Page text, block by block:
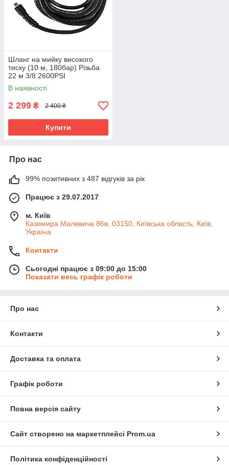
Шланг на мийку високого
тиску (10 м, 180бар) Різьба
22 м 3/8 2600PSI
В наявності
2 299 ₴ 2 400 ₴
Купити
Про нас
99% позитивних з 487 відгуків за рік
Працює з 29.07.2017
м. Київ
Казимира Малевича 86в, 03150, Київська область, Київ,
Україна
Контакти
Сьогодні працює з 09:00 до 15:00
Показати весь графік роботи
Про нас
Контакти
Доставка та оплата
Графік роботи
Повна версія сайту
Сайт створено на маркетплейсі Prom.ua
Політика конфіденційності